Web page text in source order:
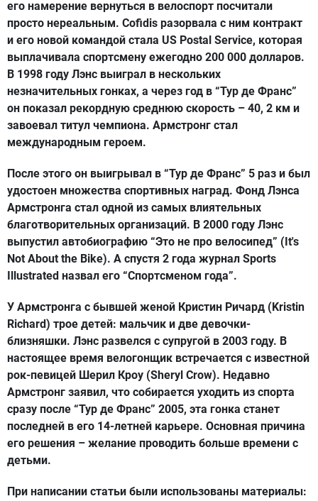
его намерение вернуться в велоспорт посчитали
просто нереальным. Cofidis разорвала с ним контракт
и его новой командой стала US Postal Service, которая
выплачивала спортсмену ежегодно 200 000 долларов.
В 1998 году Лэнс выиграл в нескольких
незначительных гонках, а через год в “Тур де Франс”
он показал рекордную среднюю скорость – 40, 2 км и
завоевал титул чемпиона. Армстронг стал
международным героем.
После этого он выигрывал в “Тур де Франс” 5 раз и был
удостоен множества спортивных наград. Фонд Лэнса
Армстронга стал одной из самых влиятельных
благотворительных организаций. В 2000 году Лэнс
выпустил автобиографию “Это не про велосипед” (It's
Not About the Bike). А спустя 2 года журнал Sports
Illustrated назвал его “Спортсменом года”.
У Армстронга с бывшей женой Кристин Ричард (Kristin
Richard) трое детей: мальчик и две девочки-
близняшки. Лэнс развелся с супругой в 2003 году. В
настоящее время велогонщик встречается с известной
рок-певицей Шерил Кроу (Sheryl Crow). Недавно
Армстронг заявил, что собирается уходить из спорта
сразу после “Тур де Франс” 2005, эта гонка станет
последней в его 14-летней карьере. Основная причина
его решения – желание проводить больше времени с
детьми.
При написании статьи были использованы материалы: